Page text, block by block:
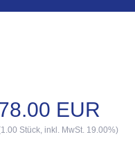
EUR
Stück, inkl. MwSt. 19.00%)